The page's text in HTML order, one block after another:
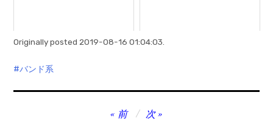
Originally posted 2019-08-16 01:04:03.
バンド系
前 次